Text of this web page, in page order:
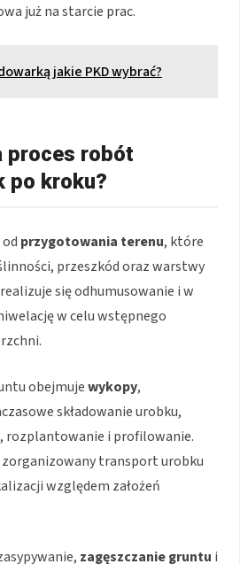
już na starcie prac.
jakie PKD wybrać?
proces robót
po kroku?
przygotowania terenu, które
przeszkód oraz warstwy
się odhumusowanie i w
w celu wstępnego
obejmujewykopy,
składowanie urobku,
, rozplantowanie i profilowanie.
transport urobku
względem założeń
zagęszczanie gruntu i